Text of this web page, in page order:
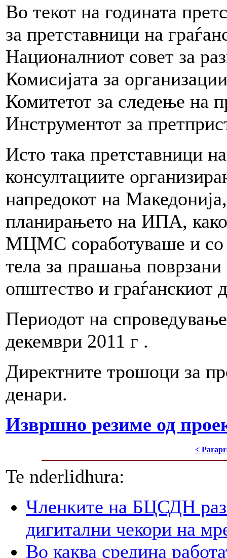
Во текот на годината
за претставници на
Националниот совет за
Комисијата за
Комитетот за следење на
Инструментот за
Исто така претставници
консултациите
напредокот на
планирањето на ИПА,
МЦМС соработуваше и со
тела за прашања поврзани
општество и граѓанскиот
Периодот на
декември 2011 г .
Директните трошоци за
денари.
Извршно резиме од
<
Te nderlidhura:
Членките на БЦСДН
дигитални чекори на
Во каква средина